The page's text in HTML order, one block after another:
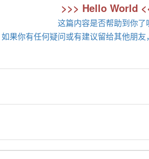
>>> Hello World
这篇内容是否帮助到你了
如果你有任何疑问或有建议留给其他朋